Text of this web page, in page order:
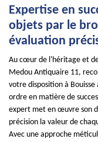
Expertise en
objets par le
évaluation
Au cœur de l'héritage et
Medou Antiquaire 11,
votre disposition à
ordre en matière de
expert met en œuvre son
précision la valeur de
Avec une approche